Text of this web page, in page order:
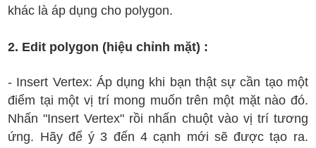
khác là áp dụng cho polygon.
2. Edit polygon (hiệu chỉnh mặt) :
- Insert Vertex: Áp dụng khi bạn thật sự cần tạo một
điểm tại một vị trí mong muốn trên một mặt nào đó.
Nhấn "Insert Vertex" rồi nhấn chuột vào vị trí tương
ứng. Hãy để ý 3 đến 4 cạnh mới sẽ được tạo ra.